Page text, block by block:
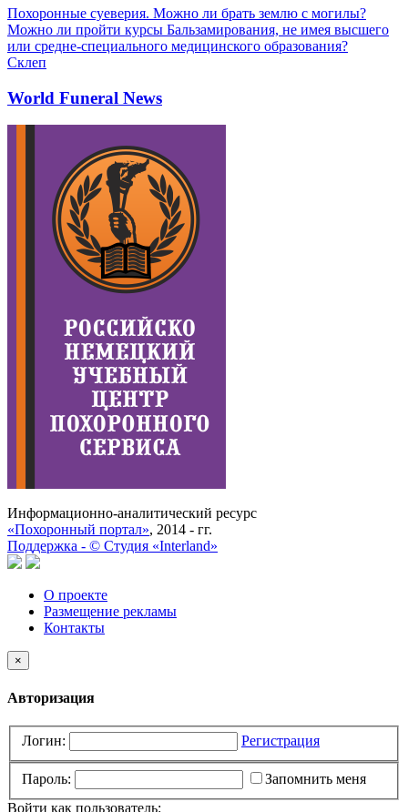
Похоронные суеверия. Можно ли брать землю с могилы?
Можно ли пройти курсы Бальзамирования, не имея высшего
или средне-специального медицинского образования?
Склеп
World Funeral News
Информационно-аналитический ресурс
«Похоронный портал», 2014 - гг.
Поддержка - © Cтудия «Interland»
О проекте
Размещение рекламы
Контакты
×
Авторизация
Логин: Регистрация
Пароль:
Запомнить меня
Войти как пользователь: